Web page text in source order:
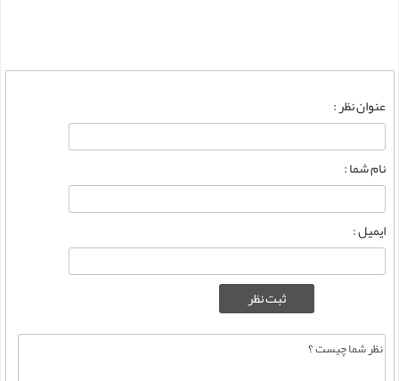
عنوان نظر :
نام شما :
ایمیل :